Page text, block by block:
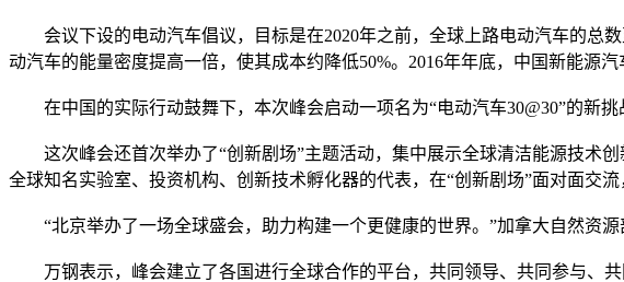
会议下设的电动汽车倡议，目标是在2020年之前，全球上路电动汽车的总数
动汽车的能量密度提高一倍，使其成本约降低50%。2016年年底，中国新能源
在中国的实际行动鼓舞下，本次峰会启动一项名为“电动汽车30@30”的新挑
这次峰会还首次举办了“创新剧场”主题活动，集中展示全球清洁能源技术创
全球知名实验室、投资机构、创新技术孵化器的代表，在“创新剧场”面对面交
“北京举办了一场全球盛会，助力构建一个更健康的世界。”加拿大自然资源
万钢表示，峰会建立了各国进行全球合作的平台，共同领导、共同参与、共